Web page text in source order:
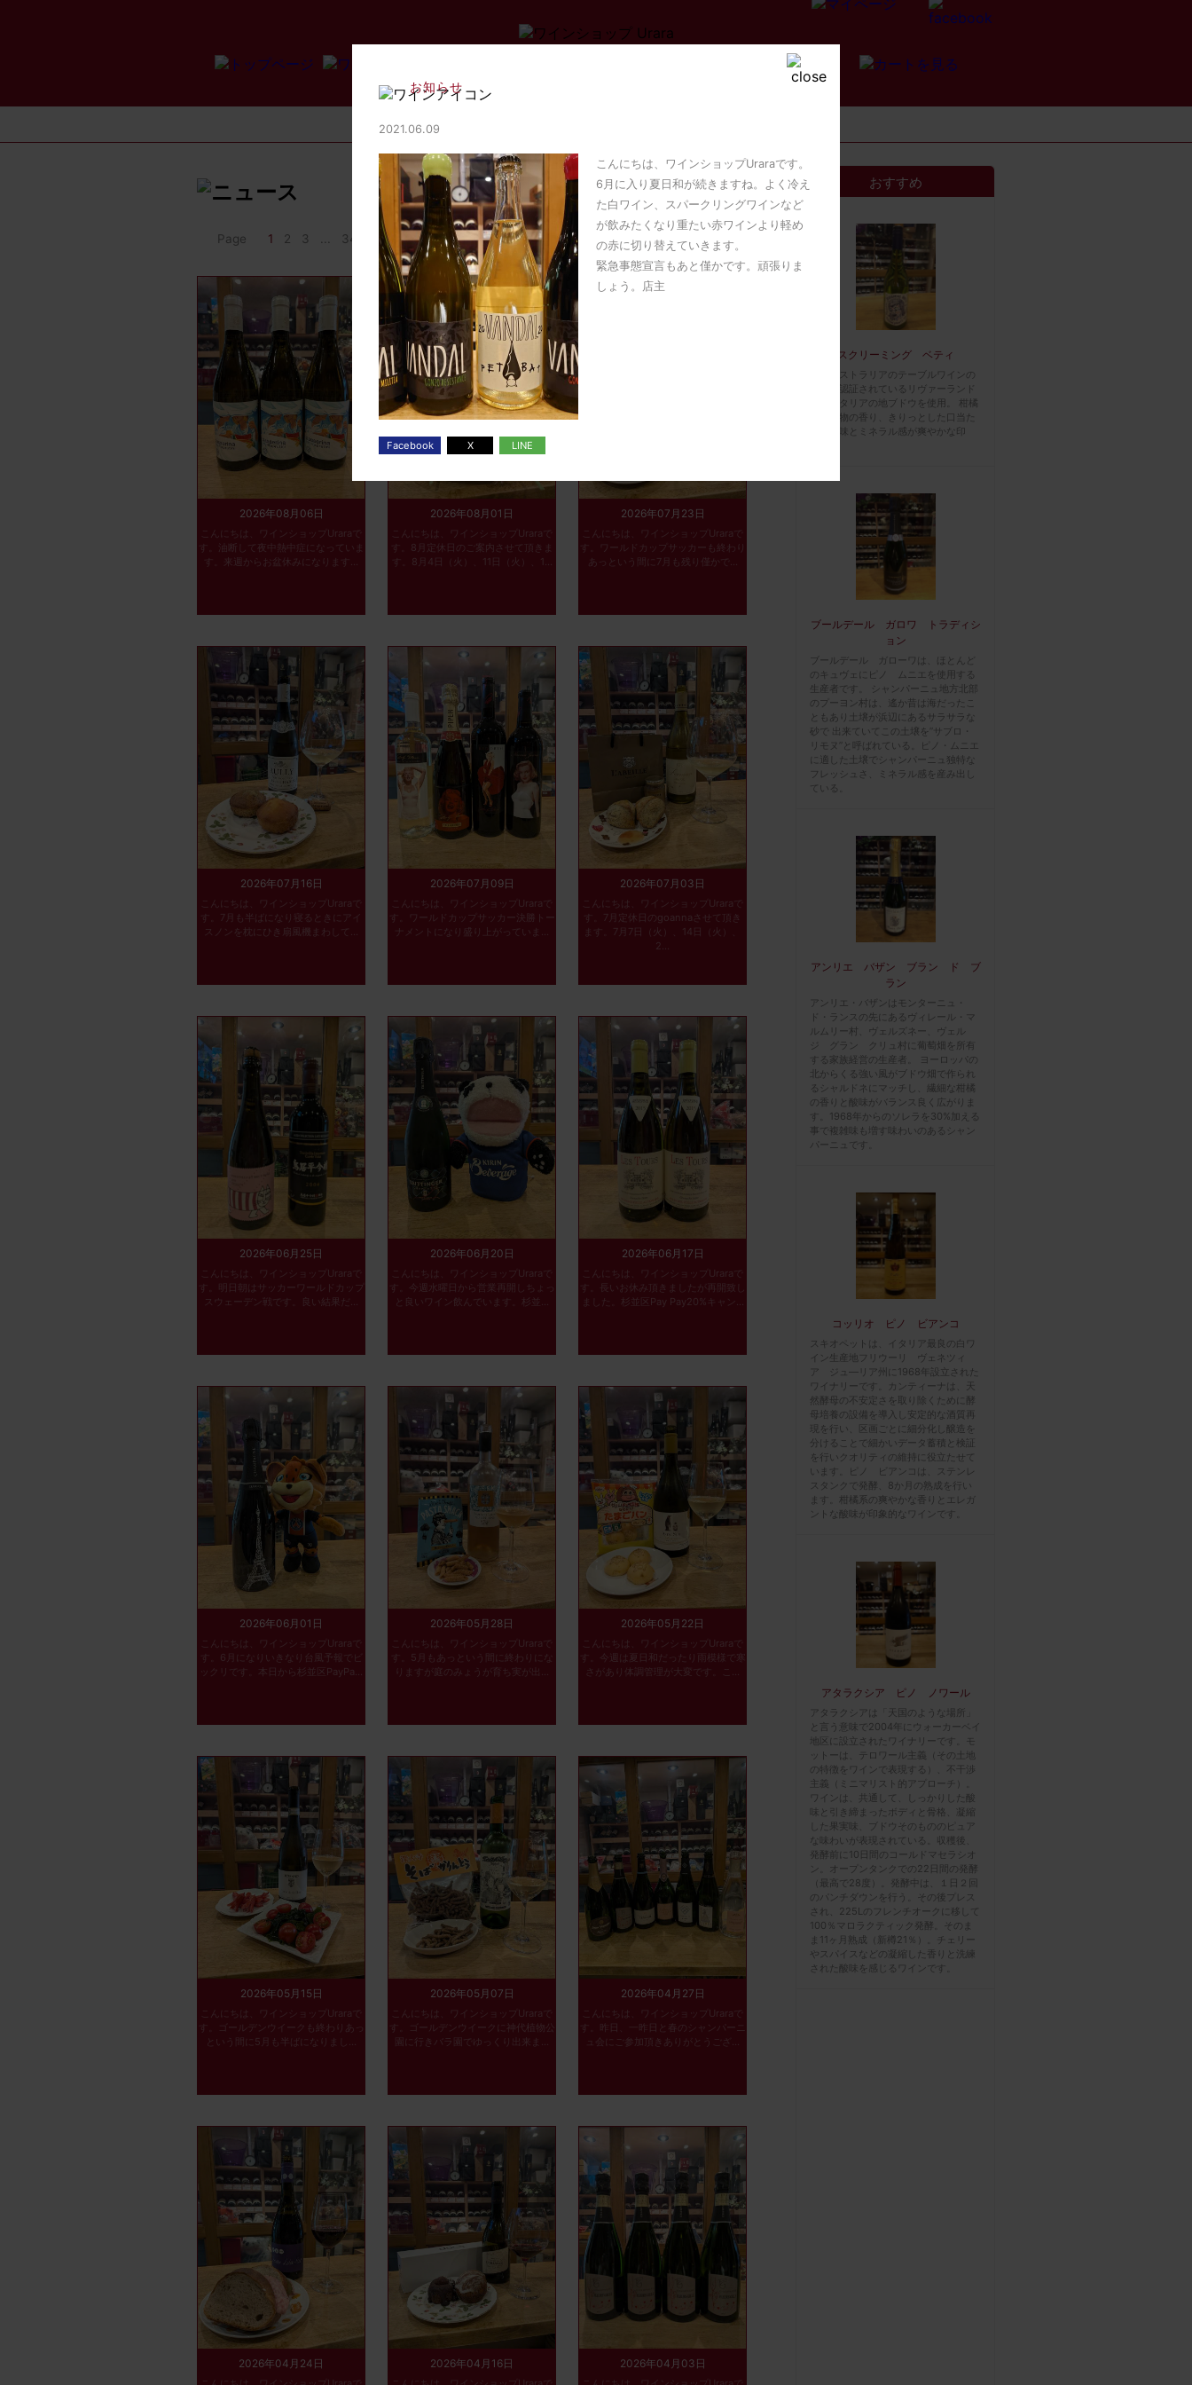
Page 1 2 3 34 >>
2026年08月06日
こんにちは、ワインショップUraraで
す。油断して夜中熱中症になっていま
す。来週からお盆休みになります...
2026年08月01日
こんにちは、ワインショップUraraで
す。8月定休日のご案内させて頂きま
す。8月4日（火）、11日（火）、1...
2026年07月23日
こんにちは、ワインショップUraraで
す。ワールドカップサッカーも終わり
あっという間に7月も残り僅かで...
2026年07月16日
こんにちは、ワインショップUraraで
す。7月も半ばになり寝るときにアイ
スノンを枕にひき扇風機まわして...
2026年07月09日
こんにちは、ワインショップUraraで
す。ワールドカップサッカー決勝トー
ナメントになり盛り上がっていま...
2026年07月03日
こんにちは、ワインショップUraraで
す。7月定休日のgoannaさせて頂き
ます。7月7日（火）、14日（火）、
2...
2026年06月25日
こんにちは、ワインショップUraraで
す。明日朝はサッカーワールドカップ
スウェーデン戦です。良い結果だ...
2026年06月20日
こんにちは、ワインショップUraraで
す。今週水曜日から営業再開しちょっ
と良いワイン飲んでいます。杉並...
2026年06月17日
こんにちは、ワインショップUraraで
す。長いお休み頂きましたが再開致し
ました。杉並区Pay Pay20%キャン...
2026年06月01日
こんにちは、ワインショップUraraで
す。6月になりいきなり台風予報でビ
ックリです。本日から杉並区PayPa...
2026年05月28日
こんにちは、ワインショップUraraで
す。5月もあっという間に終わりにな
りますが庭のみょうが育ち実が出...
2026年05月22日
こんにちは、ワインショップUraraで
す。今週は夏日和だったり雨模様で寒
さがあり体調管理が大変です。こ...
2026年05月15日
こんにちは、ワインショップUraraで
す。ゴールデンウイークも終わりあっ
という間に5月も半ばになりまし...
2026年05月07日
こんにちは、ワインショップUraraで
す。ゴールデンウイークに神代植物公
園に行きバラ園でゆっくり出来ま...
2026年04月27日
こんにちは、ワインショップUraraで
す。昨日、一昨日と春のシャンパーニ
ュ会にご参加頂きありがとうござ...
2026年04月24日 2026年04月16日 2026年04月03日
おすすめ
スクリーミング ベティ
南オーストラリアのテーブルワインの
産地と認証されているリヴァーランド
で南イタリアの地ブドウを使用。 柑橘
系な果物の香り、きりっとした口当た
りの酸味とミネラル感が爽やかな印
ブールデール ガロワ トラディシ
ョン
ブールデール ガローワは、ほとんど
のキュヴェにピノ ムニエを使用する
生産者です。 シャンパーニュ地方北部
のプーヨン村は、遙か昔は海だったこ
ともあり土壌が浜辺にあるサラサラな
砂で 出来ていてこの土壌を”サブロ・
リモヌ”と呼ばれている。ピノ・ムニエ
に適した土壌でシャンパーニュ独特な
フレッシュさ、ミネラル感を産み出し
ている。
アンリエ バザン ブラン ド ブ
ラン
アンリエ・バザンはモンターニュ・
ド・ランスの先にあるヴィレール・マ
ルムリー村、ヴェルズネー、ヴェル
ジ グラン クリュ村に葡萄畑を所有
する家族経営の生産者。 ヨーロッパの
北からくる強い風がブドウ畑で作られ
るシャルドネにマッチし、繊細な柑橘
の香りと酸味がバランス良く広がりま
す。1968年からのソレラを30%加える
事で複雑味も増す味わいのあるシャン
パーニュです。
コッリオ ピノ ビアンコ
スキオペットは、イタリア最良の白ワ
イン生産地フリウーリ ヴェネツィ
ア ジュ―リア州に1968年設立された
ワイナリーです。カンティーナは、天
然酵母の不安定さを取り除くために酵
母培養の設備を導入し安定的な酒質再
現を行い、区画ごとに細分化し醸造を
分けることで細かいデータ蓄積と検証
を行いクオリティの維持に役立たせて
います。ピノ ビアンコは、ステンレ
スタンクで発酵、8か月の熟成を行い
ます。柑橘系の爽やかな香りとエレガ
ントな酸味が印象的なワインです。
アタラクシア ピノ ノワール
アタラクシアは「天国のような場所」
と言う意味で2004年にウォーカーベイ
地区に設立されたワイナリーです。モ
ットーは、テロワール主義（その土地
の特徴をワインで表現する）、不干渉
主義（ミニマリスト的アプローチ）。
ワインは、共通して、しっかりした酸
味と引き締まったボディと骨格、凝縮
した果実味、ブドウそのもののピュア
な味わいが表現されている。収穫後、
発酵前に10日間のコールドマセラシオ
ン。オープンタンクでの22日間の発酵
（最高で28度）。発酵中は、１日２回
のパンチダウンを行う。その後プレス
され、225Lのフレンチオークに移して
100％マロラクティック発酵。そのま
ま11ヶ月熟成（新樽21％）。チェリー
やスパイスなどの凝縮した香りと洗練
された酸味を感じるワインです。
お知らせ
2021.06.09
こんにちは、ワインショップUraraです。
6月に入り夏日和が続きますね。よく冷え
た白ワイン、スパークリングワインなど
が飲みたくなり重たい赤ワインより軽め
の赤に切り替えていきます。
緊急事態宣言もあと僅かです。頑張りま
しょう。店主